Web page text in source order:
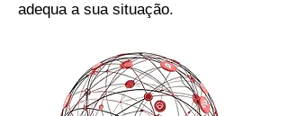
adequa a sua situação.